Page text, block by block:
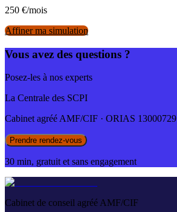
250 €/mois
Affiner ma simulation
Vous avez des questions ?
Posez-les à nos experts
La Centrale des SCPI
Cabinet agréé AMF/CIF · ORIAS 13000729
Prendre rendez-vous
30 min, gratuit et sans engagement
Cabinet de conseil agréé AMF/CIF